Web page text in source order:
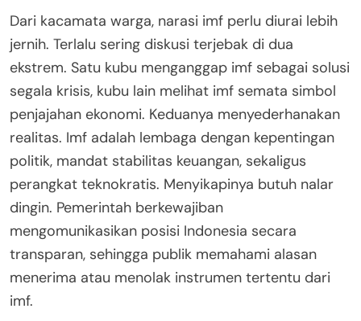
Dari kacamata warga, narasi imf perlu diurai lebih
jernih. Terlalu sering diskusi terjebak di dua
ekstrem. Satu kubu menganggap imf sebagai solusi
segala krisis, kubu lain melihat imf semata simbol
penjajahan ekonomi. Keduanya menyederhanakan
realitas. Imf adalah lembaga dengan kepentingan
politik, mandat stabilitas keuangan, sekaligus
perangkat teknokratis. Menyikapinya butuh nalar
dingin. Pemerintah berkewajiban
mengomunikasikan posisi Indonesia secara
transparan, sehingga publik memahami alasan
menerima atau menolak instrumen tertentu dari
imf.